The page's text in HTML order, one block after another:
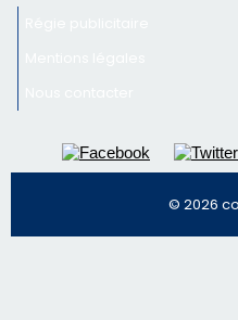
© 2026